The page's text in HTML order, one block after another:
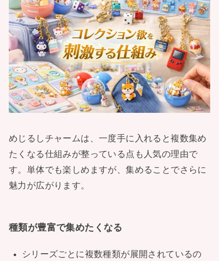
めじるしチャームは、一度手に入れると複数集め
たくなる仕組みが整っている点も人気の理由で
す。単体でも楽しめますが、集めることでさらに
魅力が広がります。
種類が豊富で集めたくなる
シリーズごとに複数種類が展開されているの